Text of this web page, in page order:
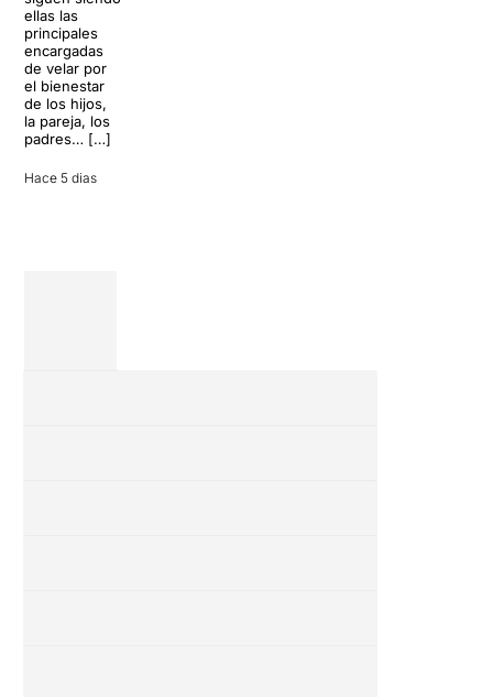
ellas las
principales
encargadas
de velar por
el bienestar
de los hijos,
la pareja, los
padres… […]
Hace 5 dias